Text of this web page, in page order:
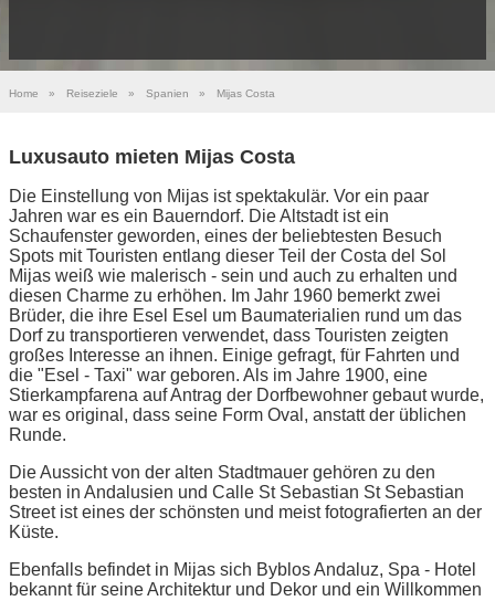
Home » Reiseziele » Spanien » Mijas Costa
Luxusauto mieten Mijas Costa
Die Einstellung von Mijas ist spektakulär. Vor ein paar
Jahren war es ein Bauerndorf. Die Altstadt ist ein
Schaufenster geworden, eines der beliebtesten Besuch
Spots mit Touristen entlang dieser Teil der Costa del Sol
Mijas weiß wie malerisch - sein und auch zu erhalten und
diesen Charme zu erhöhen. Im Jahr 1960 bemerkt zwei
Brüder, die ihre Esel Esel um Baumaterialien rund um das
Dorf zu transportieren verwendet, dass Touristen zeigten
großes Interesse an ihnen. Einige gefragt, für Fahrten und
die "Esel - Taxi" war geboren. Als im Jahre 1900, eine
Stierkampfarena auf Antrag der Dorfbewohner gebaut wurde,
war es original, dass seine Form Oval, anstatt der üblichen
Runde.
Die Aussicht von der alten Stadtmauer gehören zu den
besten in Andalusien und Calle St Sebastian St Sebastian
Street ist eines der schönsten und meist fotografierten an der
Küste.
Ebenfalls befindet in Mijas sich Byblos Andaluz, Spa - Hotel
bekannt für seine Architektur und Dekor und ein Willkommen